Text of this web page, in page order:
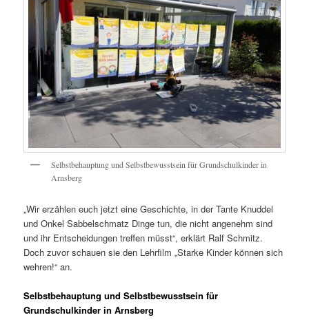
Selbstbehauptung und Selbstbewusstsein für Grundschulkinder in
Arnsberg
„Wir erzählen euch jetzt eine Geschichte, in der Tante Knuddel
und Onkel Sabbelschmatz Dinge tun, die nicht angenehm sind
und ihr Entscheidungen treffen müsst“, erklärt Ralf Schmitz.
Doch zuvor schauen sie den Lehrfilm „Starke Kinder können sich
wehren!“ an.
Selbstbehauptung und Selbstbewusstsein für
Grundschulkinder in Arnsberg